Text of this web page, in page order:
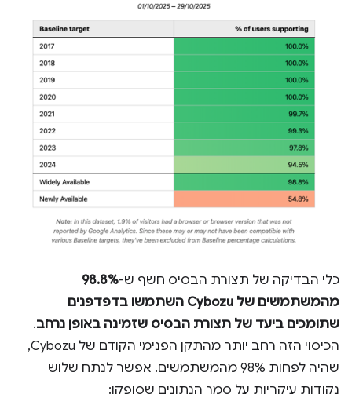
כלי הבדיקה של תצורת הבסיס חשף ש-98.8%
מהמשתמשים של Cybozu השתמשו בדפדפנים
שתומכים ביעד של תצורת הבסיס שזמינה באופן נרחב.
הכיסוי הזה רחב יותר מהתקן הפנימי הקודם של Cybozu,
שהיה לפחות 98% מהמשתמשים. אפשר לנתח שלוש
נקודות עיקריות על סמך הנתונים שסופקו: